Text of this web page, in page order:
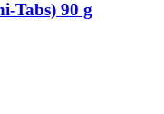
Tabs) 90 g